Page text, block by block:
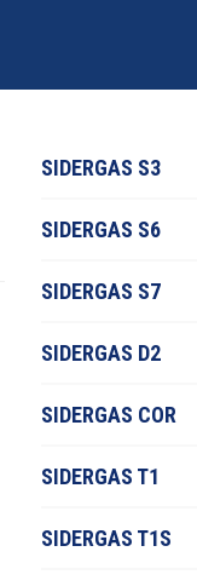
SIDERGAS S3
SIDERGAS S6
SIDERGAS S7
SIDERGAS D2
SIDERGAS COR
SIDERGAS T1
SIDERGAS T1S